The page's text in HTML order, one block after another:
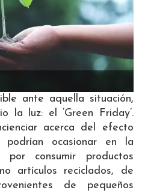
ante aquella situación,
la luz: el ‘Green Friday’.
acerca del efecto
podrían ocasionar en la
por consumir productos
artículos reciclados, de
de pequeños